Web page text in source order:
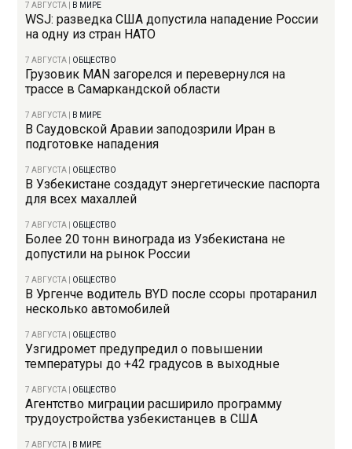
7 АВГУСТА В МИРЕ
WSJ: разведка США допустила нападение России
на одну из стран НАТО
7 АВГУСТА ОБЩЕСТВО
Грузовик MAN загорелся и перевернулся на
трассе в Самаркандской области
7 АВГУСТА В МИРЕ
В Саудовской Аравии заподозрили Иран в
подготовке нападения
7 АВГУСТА ОБЩЕСТВО
В Узбекистане создадут энергетические паспорта
для всех махаллей
7 АВГУСТА ОБЩЕСТВО
Более 20 тонн винограда из Узбекистана не
допустили на рынок России
7 АВГУСТА ОБЩЕСТВО
В Ургенче водитель BYD после ссоры протаранил
несколько автомобилей
7 АВГУСТА ОБЩЕСТВО
Узгидромет предупредил о повышении
температуры до +42 градусов в выходные
7 АВГУСТА ОБЩЕСТВО
Агентство миграции расширило программу
трудоустройства узбекистанцев в США
7 АВГУСТА В МИРЕ